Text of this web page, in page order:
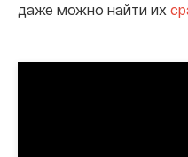
даже можно найти их